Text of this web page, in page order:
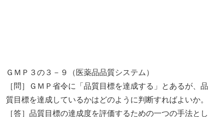
ＧＭＰ３の３－９（医薬品品質システム）
［問］ＧＭＰ省令に「品質目標を達成する」とあるが、品
質目標を達成しているかはどのように判断すればよいか。
［答］品質目標の達成度を評価するための一つの手法とし